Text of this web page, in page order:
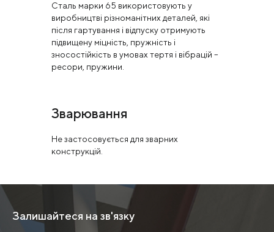
Сталь марки 65 використовують у
виробництві різноманітних деталей, які
після гартування і відпуску отримують
підвищену міцність, пружність і
зносостійкість в умовах тертя і вібрацій –
ресори, пружини.
Зварювання
Не застосовується для зварних
конструкцій.
Залишайтеся на зв'язку